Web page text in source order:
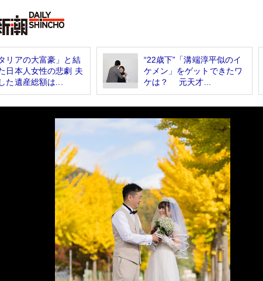
タリアの大富豪」と結
日本人女性の悲劇 夫
た遺産総額は...
“22歳下”「溝端淳平似のイ
ケメン」をゲットできたワ
ケは？ 元天才...